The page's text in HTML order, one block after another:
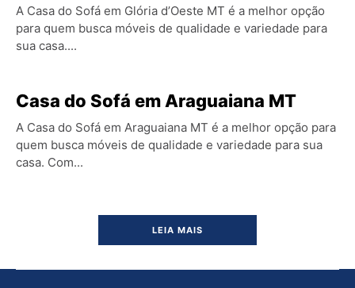
A Casa do Sofá em Glória d’Oeste MT é a melhor opção
para quem busca móveis de qualidade e variedade para
sua casa....
Casa do Sofá em Araguaiana MT
A Casa do Sofá em Araguaiana MT é a melhor opção para
quem busca móveis de qualidade e variedade para sua
casa. Com...
LEIA MAIS